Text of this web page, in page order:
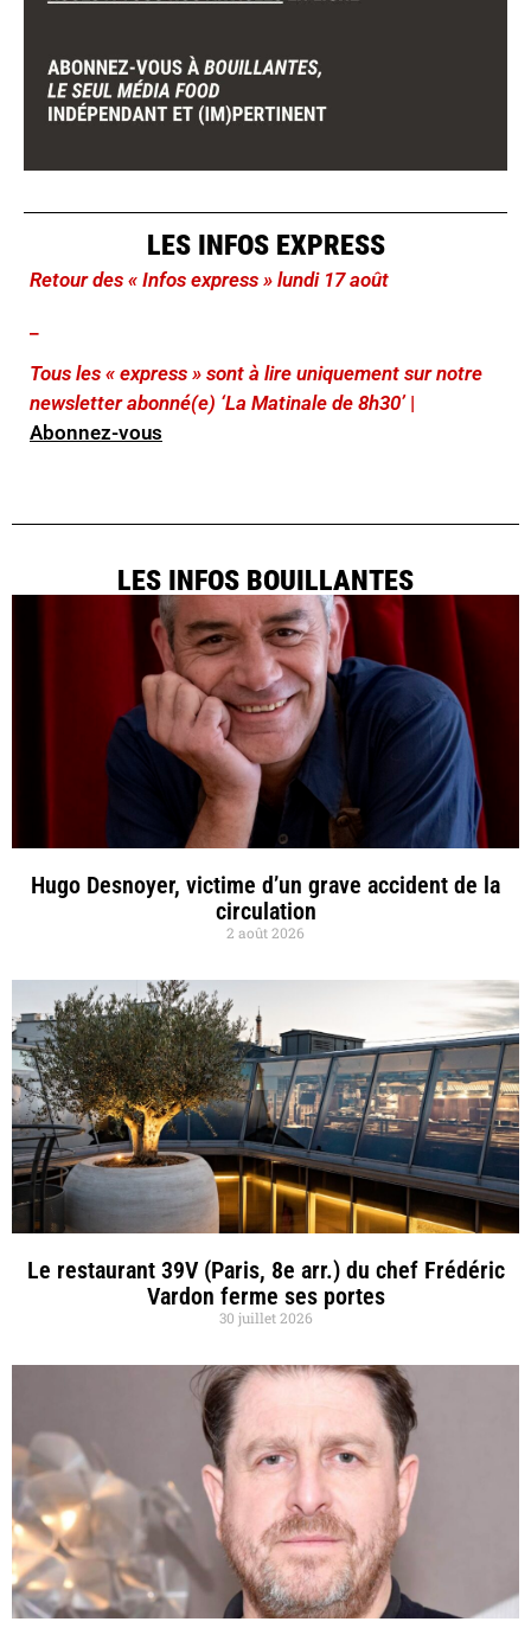
LES INFOS EXPRESS
Retour des « Infos express » lundi 17 août
Tous les « express » sont à lire uniquement sur notre
newsletter abonné(e) ‘La Matinale de 8h30’ |
Abonnez-vous
LES INFOS BOUILLANTES
Hugo Desnoyer, victime d’un grave accident de la
circulation
2 août 2026
Le restaurant 39V (Paris, 8e arr.) du chef Frédéric
Vardon ferme ses portes
30 juillet 2026